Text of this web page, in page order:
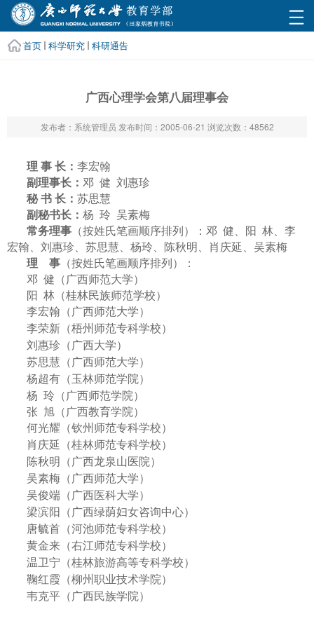
首页 科学研究 科研通告
广西心理学会第八届理事会
发布者：系统管理员 发布时间：2005-06-21 浏览次数： 48562
理 事 长：李宏翰
副理事长：邓 健 刘惠珍
秘 书 长：苏思慧
副秘书长：杨 玲 吴素梅
常务理事 （按姓氏笔画顺序排列）：邓 健、阳
林、李
宏翰、刘惠珍、苏思慧、杨玲、陈秋明、肖庆延、吴素梅
理
事 （按姓氏笔画顺序排列）：
邓 健（广西师范大学）
阳
林（桂林民族师范学校）
李宏翰（广西师范大学）
李荣新（梧州师范专科学校）
刘惠珍（广西大学）
苏思慧（广西师范大学）
杨超有（玉林师范学院）
杨 玲（广西师范学院）
张 旭（广西教育学院）
何光耀（钦州师范专科学校）
肖庆延（桂林师范专科学校）
陈秋明（广西龙泉山医院）
吴素梅（广西师范大学）
吴俊端（广西医科大学）
梁滨阳（广西绿荫妇女咨询中心）
唐毓首（河池师范专科学校）
黄金来（右江师范专科学校）
温卫宁（桂林旅游高等专科学校）
鞠红霞（柳州职业技术学院）
韦克平（广西民族学院）